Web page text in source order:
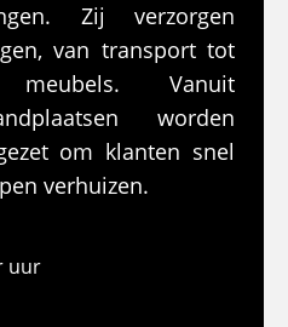
Zij verzorgen
van transport tot
Vanuit
worden
om klanten snel
verhuizen.
uur